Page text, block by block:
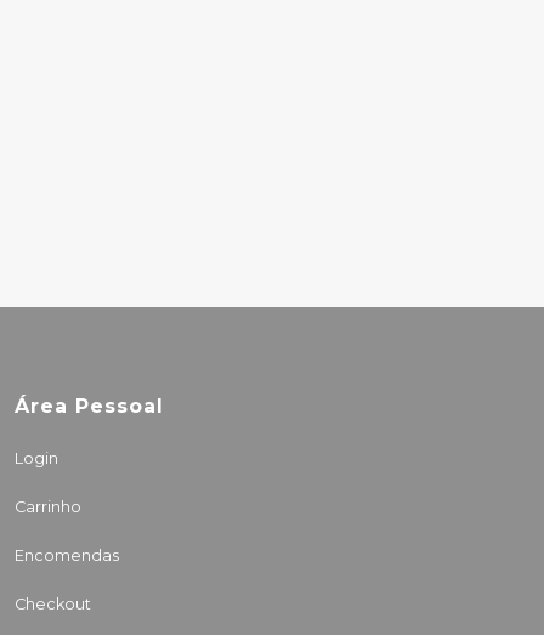
Área Pessoal
Login
Carrinho
Encomendas
Checkout